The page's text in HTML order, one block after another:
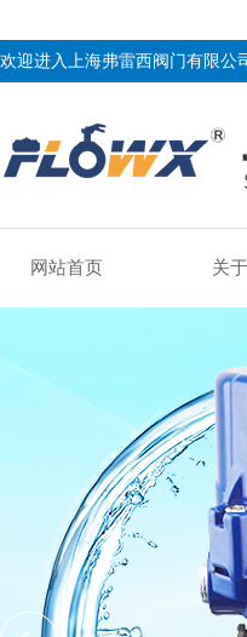
欢迎进入上海弗雷西阀门有限公
网站首页 关